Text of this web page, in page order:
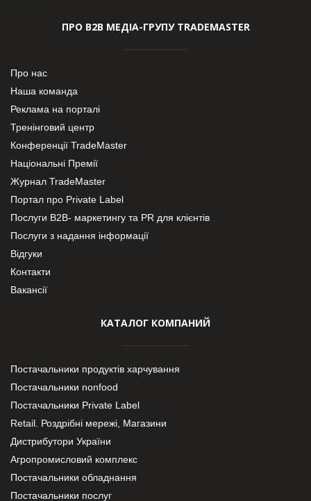
ПРО В2В МЕДІА-ГРУПУ TRADEMASTER
Про нас
Наша команда
Реклама на порталі
Тренінговий центр
Конференції TradeMaster
Національні Премії
Журнал TradeMaster
Портал про Private Label
Послуги В2В- маркетингу та PR для клієнтів
Послуги з надання інформації
Відгуки
Контакти
Вакансії
КАТАЛОГ КОМПАНИЙ
Постачальники продуктів харчування
Постачальники nonfood
Постачальники Private Label
Retail. Роздрібні мережі, Магазини
Дистрибутори України
Агропромисловий комплекс
Постачальники обладнання
Постачальники послуг